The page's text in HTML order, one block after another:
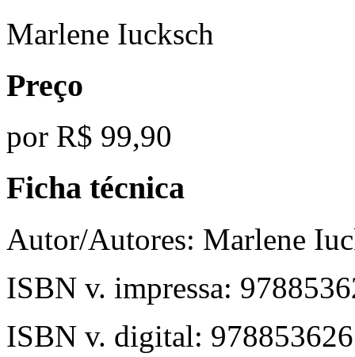
Marlene Iucksch
Preço
por R$ 99,90
Ficha técnica
Autor/Autores: Marlene
ISBN v. impressa:
ISBN v. digital: